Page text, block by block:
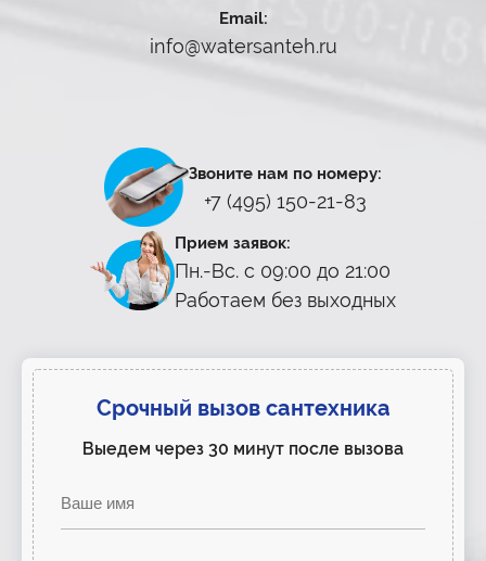
Email:
info@watersanteh.ru
Звоните нам по номеру:
+7 (495) 150-21-83
Прием заявок:
Пн.-Вс. с 09:00 до 21:00
Работаем без выходных
Срочный вызов сантехника
Выедем через 30 минут после вызова